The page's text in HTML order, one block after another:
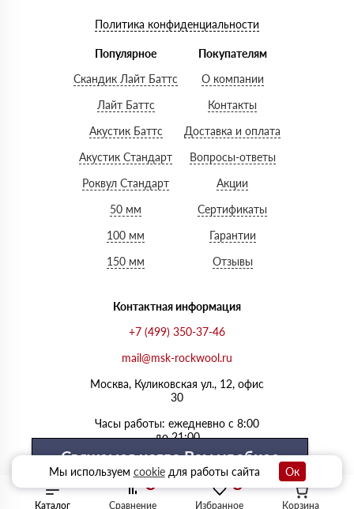
Каталог Избранное
Сравнение Корзина
Политика конфиденциальности
Популярное
Скандик Лайт Баттс
Лайт Баттс
Акустик Баттс
Акустик Стандарт
Роквул Стандарт
50 мм
100 мм
150 мм
Покупателям
О компании
Контакты
Доставка и оплата
Вопросы-ответы
Акции
Сертификаты
Гарантии
Отзывы
Контактная информация
+7 (499) 350-37-46
mail@msk-rockwool.ru
Москва, Куликовская ул., 12, офис
30
Часы работы: ежедневно с 8:00
до 21:00
Свяжемся когда Вам удобнее
Выберите удобный день
Мы используем cookieдля работы сайта Ок